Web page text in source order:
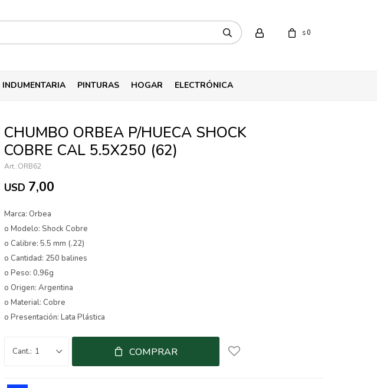
INDUMENTARIA PINTURAS HOGAR ELECTRÓNICA
$ 0
CHUMBO ORBEA P/HUECA SHOCK
COBRE CAL 5.5X250 (62)
ORB62
USD 7,00
Marca: Orbea
o Modelo: Shock Cobre
o Calibre: 5.5 mm (.22)
o Cantidad: 250 balines
o Peso: 0,96g
o Origen: Argentina
o Material: Cobre
o Presentación: Lata Plástica
1 COMPRAR